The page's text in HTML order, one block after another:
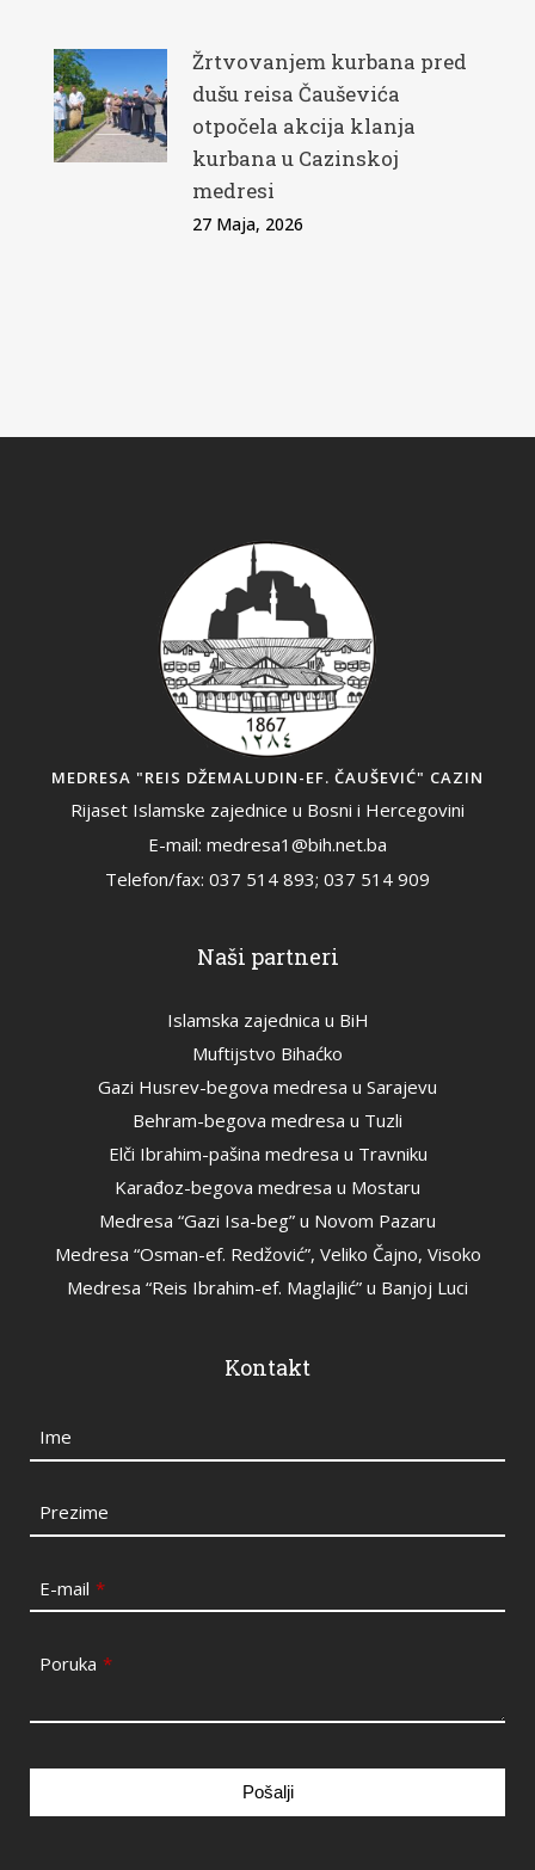
Žrtvovanjem kurbana pred
dušu reisa Čauševića
otpočela akcija klanja
kurbana u Cazinskoj
medresi
27 Maja, 2026
MEDRESA "REIS DŽEMALUDIN-EF. ČAUŠEVIĆ" CAZIN
Rijaset Islamske zajednice u Bosni i Hercegovini
E-mail: medresa1@bih.net.ba
Telefon/fax: 037 514 893; 037 514 909
Naši partneri
Islamska zajednica u BiH
Muftijstvo Bihaćko
Gazi Husrev-begova medresa u Sarajevu
Behram-begova medresa u Tuzli
Elči Ibrahim-pašina medresa u Travniku
Karađoz-begova medresa u Mostaru
Medresa “Gazi Isa-beg” u Novom Pazaru
Medresa “Osman-ef. Redžović”, Veliko Čajno, Visoko
Medresa “Reis Ibrahim-ef. Maglajlić” u Banjoj Luci
Kontakt
Ime
Prezime
E-mail *
Poruka *
Pošalji